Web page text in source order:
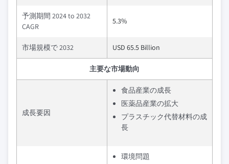
予測期間 2024 to 2032
CAGR
5.3%
市場規模で 2032 USD 65.5 Billion
主要な市場動向
成長要因
食品産業の成長
医薬品産業の拡大
プラスチック代替材料の成
長
環境問題